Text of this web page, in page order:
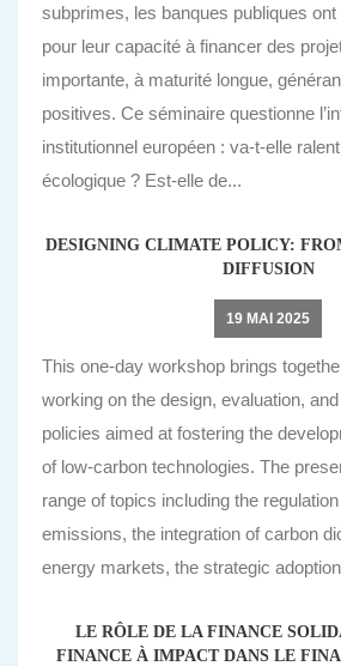
subprimes, les banques publiques
pour leur capacité à financer des
importante, à maturité longue,
positives. Ce séminaire questionne
institutionnel européen : va-t-elle
écologique ? Est-elle de...
DESIGNING CLIMATE POLICY:
DIFFUSION
19 MAI 2025
This one-day workshop brings
working on the design, evaluation,
policies aimed at fostering the
of low-carbon technologies. The
range of topics including the
emissions, the integration of carbon
energy markets, the strategic
LE RÔLE DE LA FINANCE
FINANCE À IMPACT DANS LE